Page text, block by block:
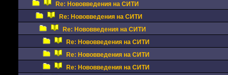
Re: Нововведения на СИТИ
Re: Нововведения на СИТИ
Re: Нововведения на СИТИ
Re: Нововведения на СИТИ
Re: Нововведения на СИТИ
Re: Нововведения на СИТИ